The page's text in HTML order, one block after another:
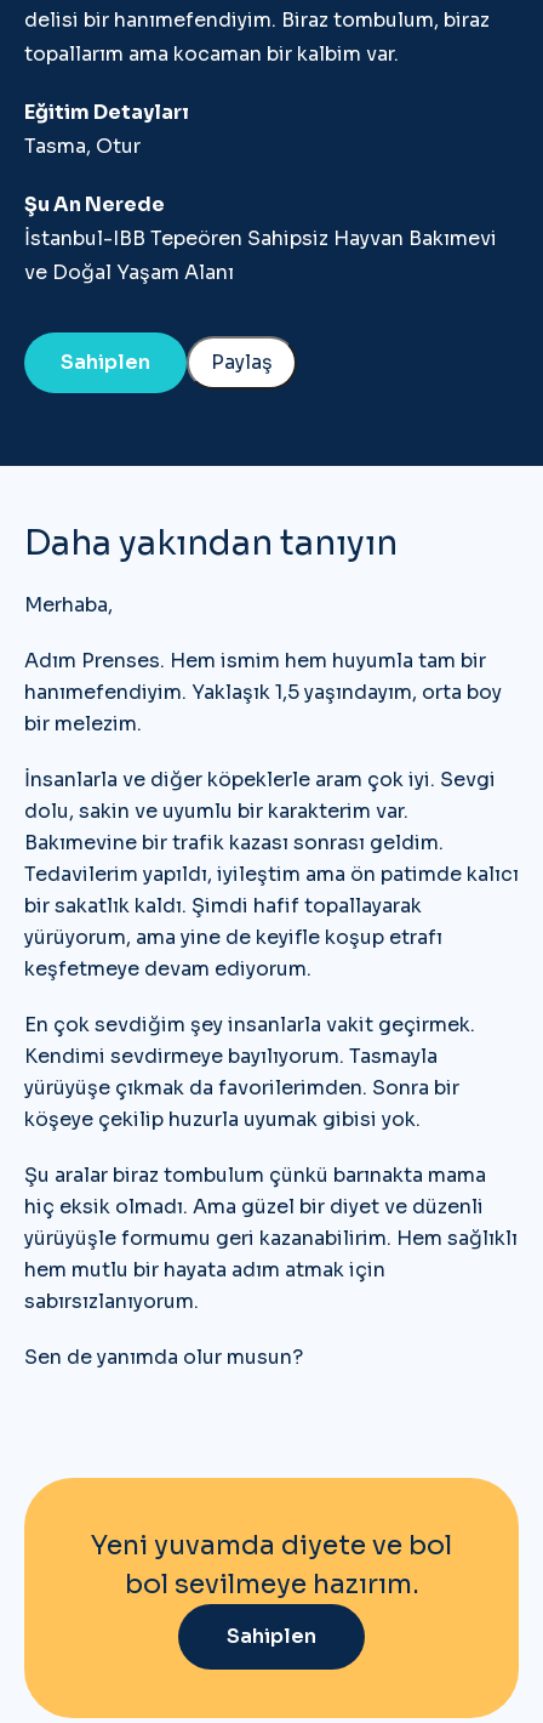
delisi bir hanımefendiyim. Biraz tombulum, biraz
topallarım ama kocaman bir kalbim var.
Eğitim Detayları
Tasma, Otur
Şu An Nerede
İstanbul-IBB Tepeören Sahipsiz Hayvan Bakımevi
ve Doğal Yaşam Alanı
Sahiplen Paylaş
Daha yakından tanıyın
Merhaba,
Adım Prenses. Hem ismim hem huyumla tam bir
hanımefendiyim. Yaklaşık 1,5 yaşındayım, orta boy
bir melezim.
İnsanlarla ve diğer köpeklerle aram çok iyi. Sevgi
dolu, sakin ve uyumlu bir karakterim var.
Bakımevine bir trafik kazası sonrası geldim.
Tedavilerim yapıldı, iyileştim ama ön patimde kalıcı
bir sakatlık kaldı. Şimdi hafif topallayarak
yürüyorum, ama yine de keyifle koşup etrafı
keşfetmeye devam ediyorum.
En çok sevdiğim şey insanlarla vakit geçirmek.
Kendimi sevdirmeye bayılıyorum. Tasmayla
yürüyüşe çıkmak da favorilerimden. Sonra bir
köşeye çekilip huzurla uyumak gibisi yok.
Şu aralar biraz tombulum çünkü barınakta mama
hiç eksik olmadı. Ama güzel bir diyet ve düzenli
yürüyüşle formumu geri kazanabilirim. Hem sağlıklı
hem mutlu bir hayata adım atmak için
sabırsızlanıyorum.
Sen de yanımda olur musun?
Yeni yuvamda diyete ve bol
bol sevilmeye hazırım.
Sahiplen